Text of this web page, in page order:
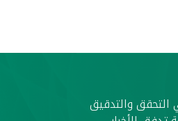
والتدقيق